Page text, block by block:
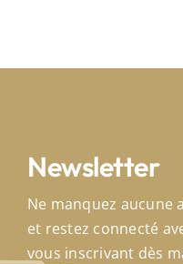
Newsletter
Ne manquez aucune
et restez connecté
vous inscrivant dès